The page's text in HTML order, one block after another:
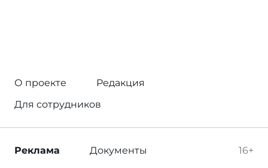
О проекте
Редакция
Для сотрудников
16+
Реклама Документы